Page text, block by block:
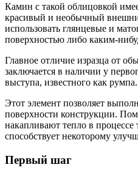
Камин с такой облицовкой
красивый и необычный
использовать глянцевые и
поверхностью либо каким-
Главное отличие изразца от
заключается в наличии у
выступа, известного как румпа.
Этот элемент позволяет
поверхности конструкции.
накапливают тепло в процессе
способствует некоторому
Первый шаг